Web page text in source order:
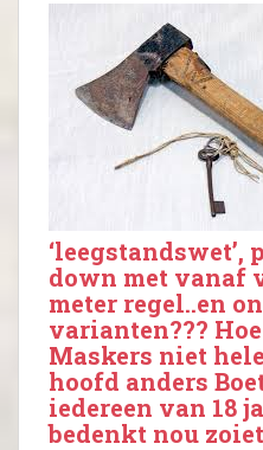
‘leegstandswet’,
down met vanaf
meter regel..en
varianten???
Maskers niet
hoofd anders
iedereen van 18
bedenkt nou